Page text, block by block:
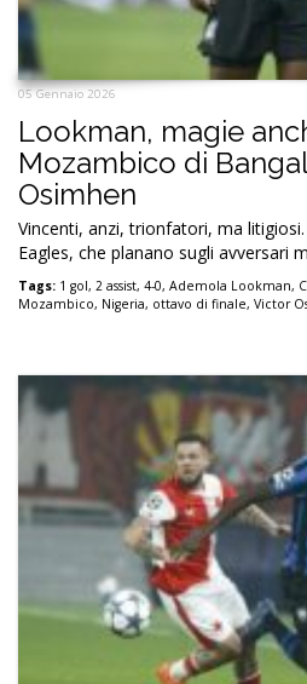
05 Gennaio 2026
Lookman, magie
Mozambico di
Osimhen
Vincenti, anzi, trionfatori, ma
Eagles, che planano sugli avversari
Tags: 1 gol, 2 assist, 4-0, Ademola Lookman,
Mozambico, Nigeria, ottavo di finale, Victor